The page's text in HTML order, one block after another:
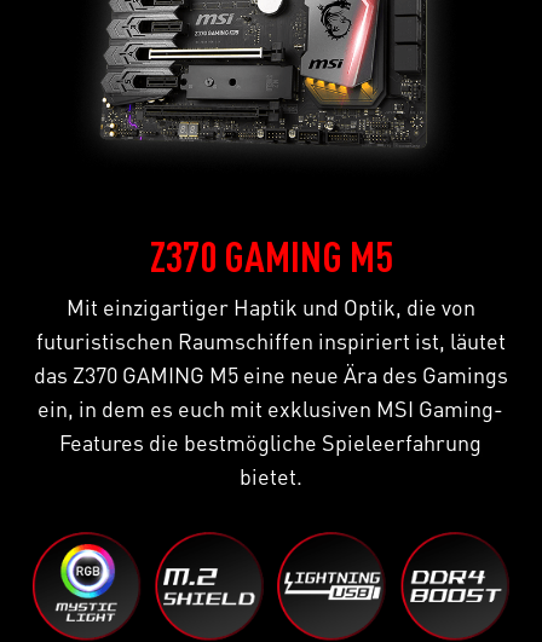
Z370 GAMING M5
Mit einzigartiger Haptik und Optik, die von
futuristischen Raumschiffen inspiriert ist, läutet
das Z370 GAMING M5 eine neue Ära des Gamings
ein, in dem es euch mit exklusiven MSI Gaming-
Features die bestmögliche Spieleerfahrung
bietet.